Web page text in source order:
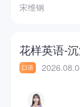
宋维钢
花样英语-
口语